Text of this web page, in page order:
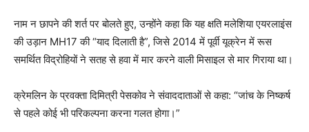
नाम न छापने की शर्त पर बोलते हुए, उन्होंने कहा कि यह क्षति मलेशिया एयरलाइंस
की उड़ान MH17 की “याद दिलाती है”, जिसे 2014 में पूर्वी यूक्रेन में रूस
समर्थित विद्रोहियों ने सतह से हवा में मार करने वाली मिसाइल से मार गिराया था।
क्रेमलिन के प्रवक्ता दिमित्री पेसकोव ने संवाददाताओं से कहा: “जांच के निष्कर्ष
से पहले कोई भी परिकल्पना करना गलत होगा।”